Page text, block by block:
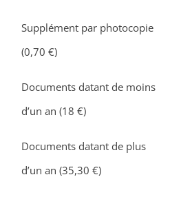
Supplément par photocopie
(0,70 €)
Documents datant de moins
d’un an (18 €)
Documents datant de plus
d’un an (35,30 €)